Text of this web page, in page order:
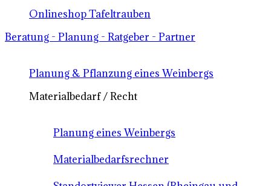
Onlineshop Tafeltrauben
Beratung - Planung - Ratgeber - Partner
Planung & Pflanzung eines Weinbergs
Materialbedarf / Recht
Planung eines Weinbergs
Materialbedarfsrechner